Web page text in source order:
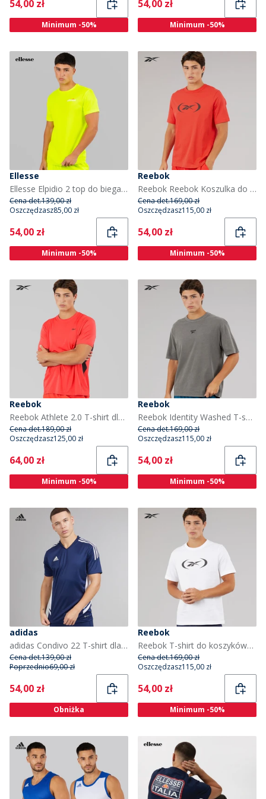
Current
54,00 zł
Minimum -50%
Current
54,00 zł
Minimum -50%
Ellesse
Ellesse Elpidio 2 top do biegania dla niego kolor Neon Yellow
Cena det.139,00 zł
Oszczędzasz85,00 zł
Current
54,00 zł
Minimum -50%
Reebok
Reebok Reebok Koszulka do koszykówki dla niego kolor Energy Red
Cena det.169,00 zł
Oszczędzasz115,00 zł
Current
54,00 zł
Minimum -50%
Reebok
Reebok Athlete 2.0 T-shirt dla niego kolor Energy Red
Cena det.189,00 zł
Oszczędzasz125,00 zł
Current
64,00 zł
Minimum -50%
Reebok
Reebok Identity Washed T-shirt dla niego kolor Czarny
Cena det.169,00 zł
Oszczędzasz115,00 zł
Current
54,00 zł
Minimum -50%
adidas
adidas Condivo 22 T-shirt dla niego kolor Team Navy Blue/Biały
Cena det.139,00 zł
Poprzednio69,00 zł
Current
54,00 zł
Obniżka
Reebok
Reebok T-shirt do koszykówki dla niego kolor Biały
Cena det.169,00 zł
Oszczędzasz115,00 zł
Current
54,00 zł
Minimum -50%